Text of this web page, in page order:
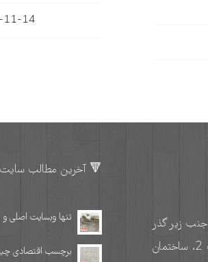
11-14
/
جنب زیر گذر
همت، نبش خ قدس (علی‌وردی غربی)، پلاک 2، ساختمان
🔻 آخرین مطالب سایت
تنها وبسایت اصلی
برچسب اقتصادی